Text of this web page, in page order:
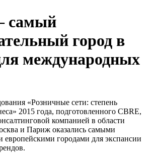
самый
город в
международных
«Розничные сети: степень
2015 года, подготовленного CBRE,
компанией в области
и Париж оказались самыми
европейскими городами для экспансии